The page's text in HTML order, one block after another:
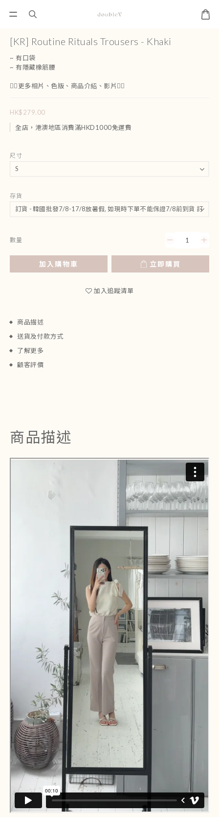
[KR] Routine Rituals Trousers - Khaki
~ 有口袋
~ 有隱藏橡筋腰
👇🏻更多相片、色版、商品介紹、影片👇🏻
HK$279.00
全店，港澳地區消費滿HKD1000免運費
尺寸
存貨
數量
加入購物車 立即購買
加入追蹤清單
商品描述
送貨及付款方式
了解更多
顧客評價
商品描述